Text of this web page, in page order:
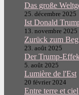
Das große
25. décembre 2025
Ist Donald
13. novembre 2025
Zurück zum
23. août 2025
Der Trump-
5. août 2025
Lumière de l'Est
20 février 2024
Entre terre et ciel